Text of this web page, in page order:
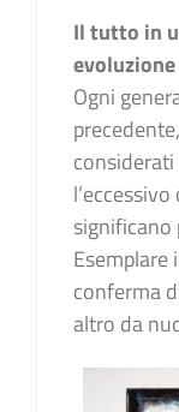
Il tutto in
evoluzione
Ogni
Esemplare
conferma
altro da